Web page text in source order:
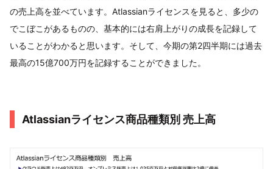
の売上高を並べています。Atlassianライセンスを見ると、多少の
でこぼこがあるものの、基本的には右肩上がりの成長を記録して
いることがわかると思います。そして、今期の第2四半期には過去
最高の15億700万円を記録することができました。
Atlassianライセンス商品種類別 売上高